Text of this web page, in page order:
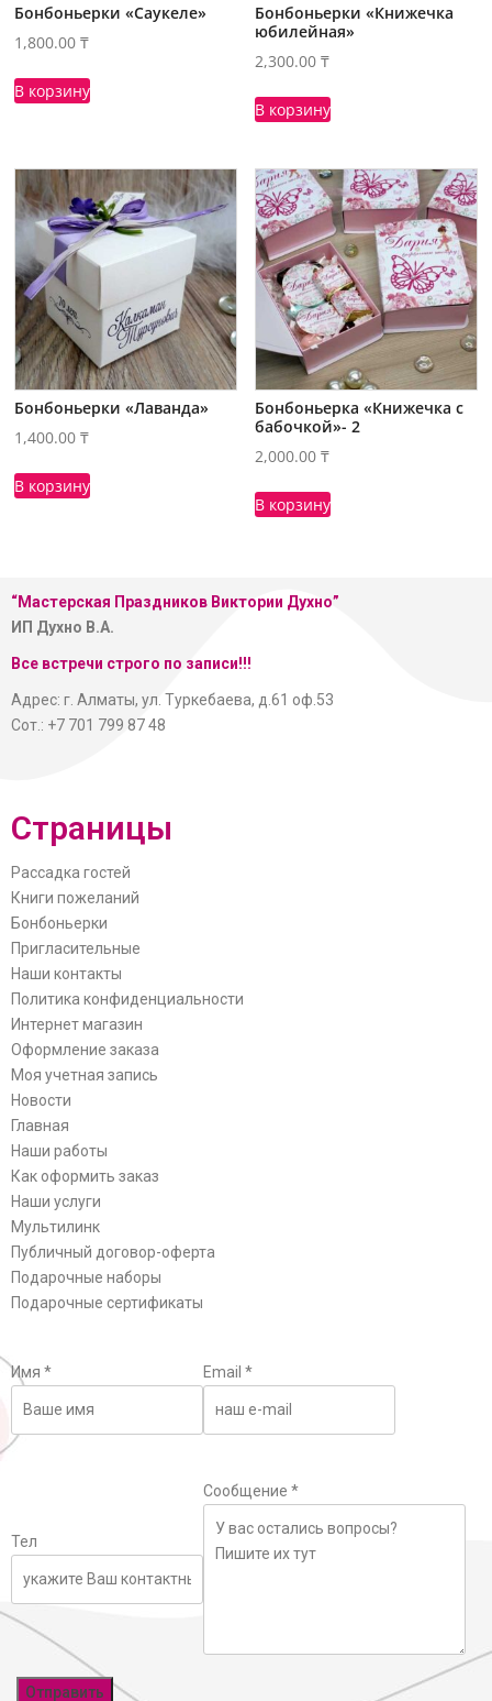
Бонбоньерки «Саукеле»
1,800.00₸
В корзину
Бонбоньерки «Книжечка
юбилейная»
2,300.00₸
В корзину
Бонбоньерки «Лаванда»
1,400.00₸
В корзину
Бонбоньерка «Книжечка с
бабочкой»- 2
2,000.00₸
В корзину
“Мастерская Праздников Виктории Духно”
ИП Духно В.А.
Все встречи строго по записи!!!
Адрес: г. Алматы, ул. Туркебаева, д.61 оф.53
Сот.: +7 701 799 87 48
Страницы
Рассадка гостей
Книги пожеланий
Бонбоньерки
Пригласительные
Наши контакты
Политика конфиденциальности
Интернет магазин
Оформление заказа
Моя учетная запись
Новости
Главная
Наши работы
Как оформить заказ
Наши услуги
Мультилинк
Публичный договор-оферта
Подарочные наборы
Подарочные сертификаты
Имя * Email *
Тел
Сообщение *
Отправить